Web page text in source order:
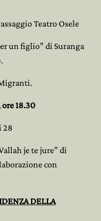
Teatro Osele
un figlio” di Suranga
18.30
28
je te jure” di
con
DELLA